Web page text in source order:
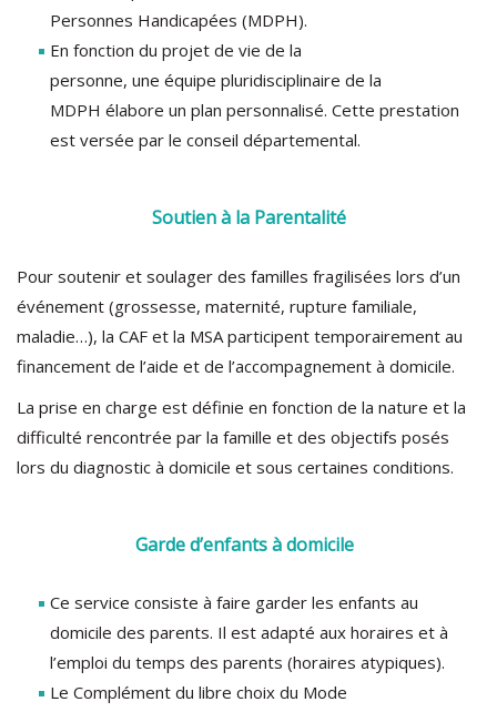
Personnes Handicapées (MDPH).
En fonction du projet de vie de la
personne, une équipe pluridisciplinaire de la
MDPH élabore un plan personnalisé. Cette prestation
est versée par le conseil départemental.
Soutien à la Parentalité
Pour soutenir et soulager des familles fragilisées lors d’un
événement (grossesse, maternité, rupture familiale,
maladie…), la CAF et la MSA participent temporairement au
financement de l’aide et de l’accompagnement à domicile.
La prise en charge est définie en fonction de la nature et la
difficulté rencontrée par la famille et des objectifs posés
lors du diagnostic à domicile et sous certaines conditions.
Garde d’enfants à domicile
Ce service consiste à faire garder les enfants au
domicile des parents. Il est adapté aux horaires et à
l’emploi du temps des parents (horaires atypiques).
Le Complément du libre choix du Mode